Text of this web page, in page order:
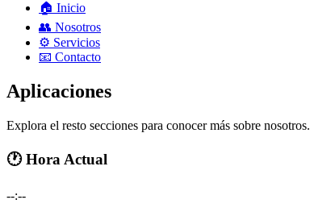
🏠 Inicio
👥 Nosotros
⚙️ Servicios
📧 Contacto
Aplicaciones
Explora el resto secciones para conocer más sobre nosotros.
🕐 Hora Actual
--:--